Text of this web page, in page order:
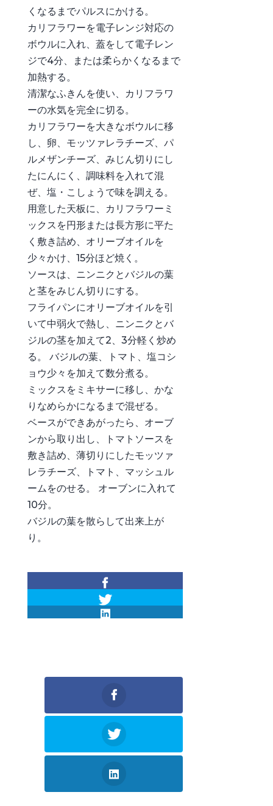
くなるまでパルスにかける。
カリフラワーを電子レンジ対応の
ボウルに入れ、蓋をして電子レン
ジで4分、または柔らかくなるまで
加熱する。
清潔なふきんを使い、カリフラワ
ーの水気を完全に切る。
カリフラワーを大きなボウルに移
し、卵、モッツァレラチーズ、パ
ルメザンチーズ、みじん切りにし
たにんにく、調味料を入れて混
ぜ、塩・こしょうで味を調える。
用意した天板に、カリフラワーミ
ックスを円形または長方形に平た
く敷き詰め、オリーブオイルを
少々かけ、15分ほど焼く。
ソースは、ニンニクとバジルの葉
と茎をみじん切りにする。
フライパンにオリーブオイルを引
いて中弱火で熱し、ニンニクとバ
ジルの茎を加えて2、3分軽く炒め
る。 バジルの葉、トマト、塩コシ
ョウ少々を加えて数分煮る。
ミックスをミキサーに移し、かな
りなめらかになるまで混ぜる。
ベースができあがったら、オーブ
ンから取り出し、トマトソースを
敷き詰め、薄切りにしたモッツァ
レラチーズ、トマト、マッシュル
ームをのせる。 オーブンに入れて
10分。
バジルの葉を散らして出来上が
り。